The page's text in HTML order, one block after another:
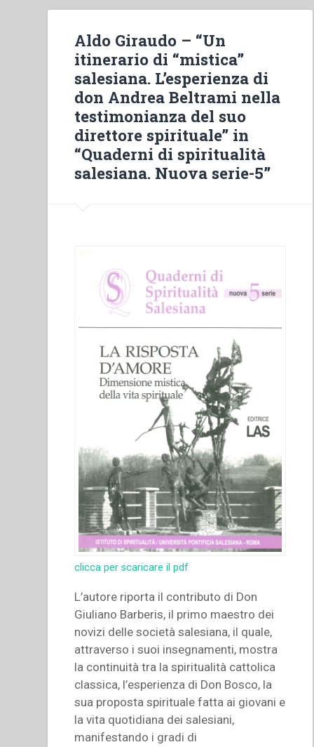
Aldo Giraudo – “Un
itinerario di “mistica”
salesiana. L’esperienza di
don Andrea Beltrami nella
testimonianza del suo
direttore spirituale” in
“Quaderni di spiritualità
salesiana. Nuova serie-5”
clicca per scaricare il pdf
L’autore riporta il contributo di Don
Giuliano Barberis, il primo maestro dei
novizi delle società salesiana, il quale,
attraverso i suoi insegnamenti, mostra
la continuità tra la spiritualità cattolica
classica, l’esperienza di Don Bosco, la
sua proposta spirituale fatta ai giovani e
la vita quotidiana dei salesiani,
manifestando i gradi di